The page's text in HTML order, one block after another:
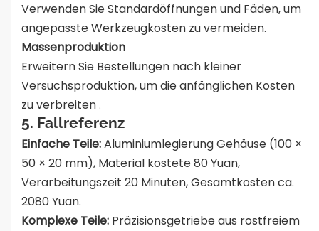
Verwenden Sie Standardöffnungen und Fäden, um
angepasste Werkzeugkosten zu vermeiden.
Massenproduktion
Erweitern Sie Bestellungen nach kleiner
Versuchsproduktion, um die anfänglichen Kosten
zu verbreiten .
5. Fallreferenz
Einfache Teile:Aluminiumlegierung Gehäuse (100 ×
50 × 20 mm), Material kostete 80 Yuan,
Verarbeitungszeit 20 Minuten, Gesamtkosten ca.
2080 Yuan.
Komplexe Teile: Präzisionsgetriebe aus rostfreiem